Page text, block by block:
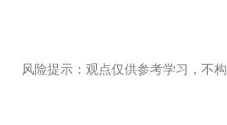
风险提示：观点仅供参考学习，不